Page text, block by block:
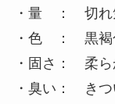
・量 ： 切れ
・色 ： 黒褐
・固さ： 柔ら
・臭い： きつ